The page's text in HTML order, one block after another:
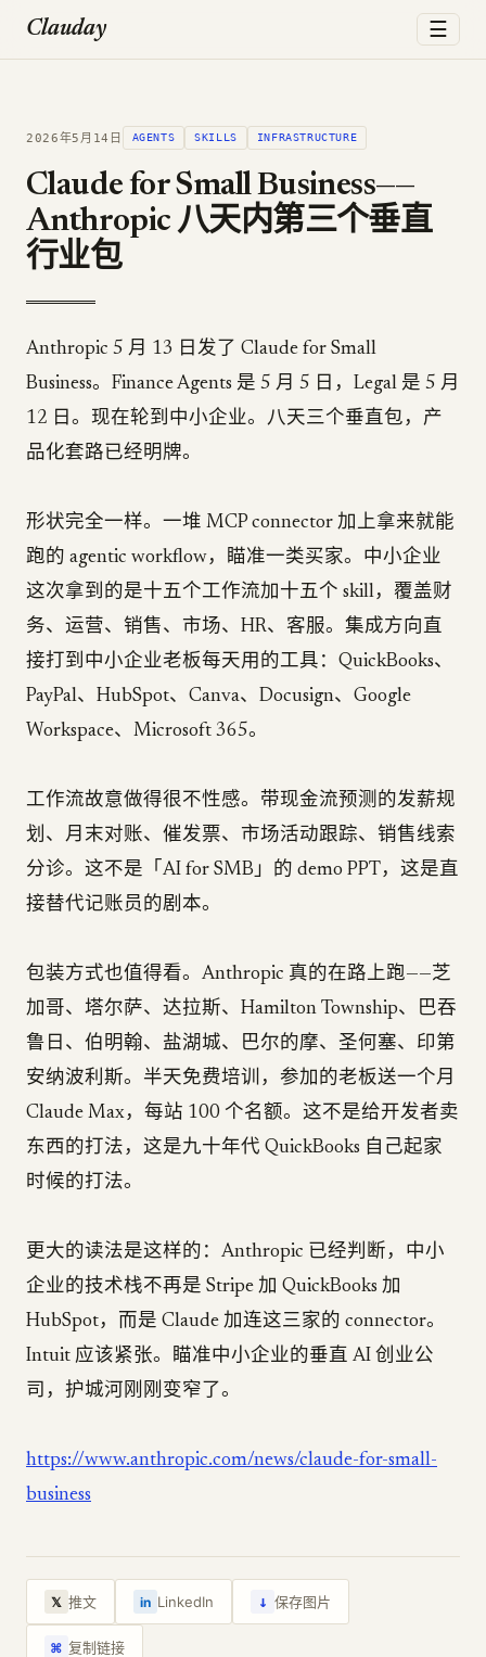
Clauday ☰
2026年5月14日 AGENTS SKILLS INFRASTRUCTURE
Claude for Small Business——
Anthropic 八天内第三个垂直
行业包
Anthropic 5 月 13 日发了 Claude for Small
Business。Finance Agents 是 5 月 5 日，Legal 是 5 月
12 日。现在轮到中小企业。八天三个垂直包，产
品化套路已经明牌。
形状完全一样。一堆 MCP connector 加上拿来就能
跑的 agentic workflow，瞄准一类买家。中小企业
这次拿到的是十五个工作流加十五个 skill，覆盖财
务、运营、销售、市场、HR、客服。集成方向直
接打到中小企业老板每天用的工具：QuickBooks、
PayPal、HubSpot、Canva、Docusign、Google
Workspace、Microsoft 365。
工作流故意做得很不性感。带现金流预测的发薪规
划、月末对账、催发票、市场活动跟踪、销售线索
分诊。这不是「AI for SMB」的 demo PPT，这是直
接替代记账员的剧本。
包装方式也值得看。Anthropic 真的在路上跑——芝
加哥、塔尔萨、达拉斯、Hamilton Township、巴吞
鲁日、伯明翰、盐湖城、巴尔的摩、圣何塞、印第
安纳波利斯。半天免费培训，参加的老板送一个月
Claude Max，每站 100 个名额。这不是给开发者卖
东西的打法，这是九十年代 QuickBooks 自己起家
时候的打法。
更大的读法是这样的：Anthropic 已经判断，中小
企业的技术栈不再是 Stripe 加 QuickBooks 加
HubSpot，而是 Claude 加连这三家的 connector。
Intuit 应该紧张。瞄准中小企业的垂直 AI 创业公
司，护城河刚刚变窄了。
https://www.anthropic.com/news/claude-for-small-
business
𝕏 推文 in LinkedIn ↓ 保存图片
⌘ 复制链接